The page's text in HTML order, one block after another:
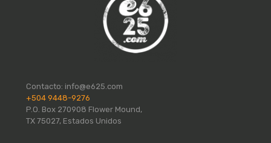
Contacto: info@e625.com
+504 9448-9276
P.O. Box 270908 Flower Mound,
TX 75027, Estados Unidos